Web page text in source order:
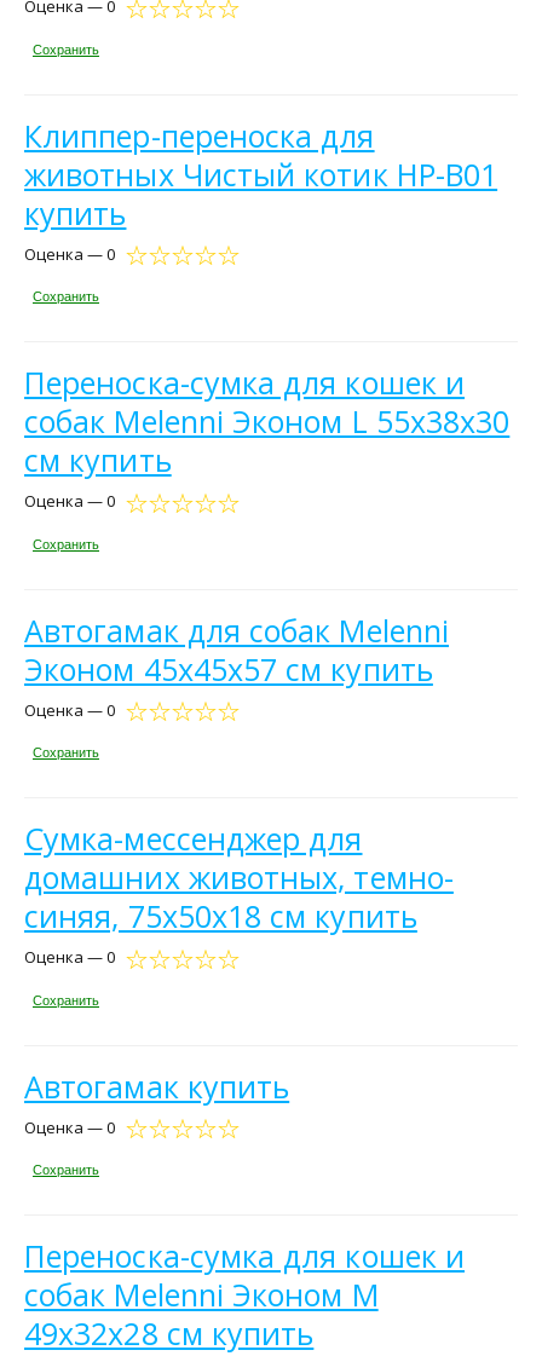
Оценка — 0
Сохранить
Клиппер-переноска для
животных Чистый котик HP-B01
купить
Оценка — 0
Сохранить
Переноска-сумка для кошек и
собак Melenni Эконом L 55х38х30
см купить
Оценка — 0
Сохранить
Автогамак для собак Melenni
Эконом 45х45х57 см купить
Оценка — 0
Сохранить
Сумка-мессенджер для
домашних животных, темно-
синяя, 75x50x18 см купить
Оценка — 0
Сохранить
Автогамак купить
Оценка — 0
Сохранить
Переноска-сумка для кошек и
собак Melenni Эконом M
49х32х28 см купить